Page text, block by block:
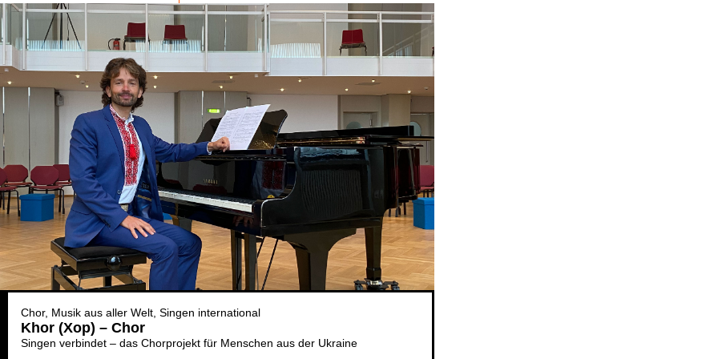
Chor Musik aus aller Welt Singen international
Khor (Xop) – Chor
Singen verbindet – das Chorprojekt für Menschen aus der Ukraine